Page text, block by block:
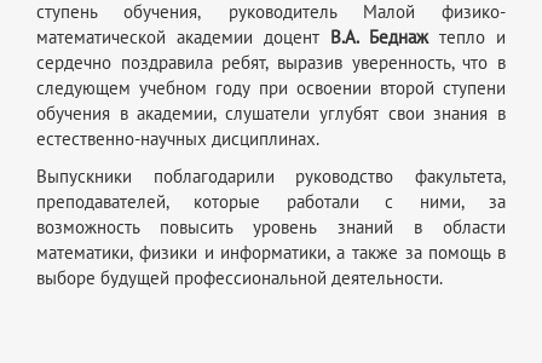
ступень обучения,
руководитель Малой физико-
математической академии доцент В.А. Беднажтепло и
сердечно поздравила ребят, выразив уверенность, что в
следующем учебном году при освоении второй ступени
обучения в академии, слушатели углубят свои знания в
естественно-научных дисциплинах.
Выпускники поблагодарили руководство факультета,
преподавателей, которые работали с ними, за
возможность повысить уровень знаний в области
математики, физики и информатики, а также за помощь в
выборе будущей профессиональной деятельности.